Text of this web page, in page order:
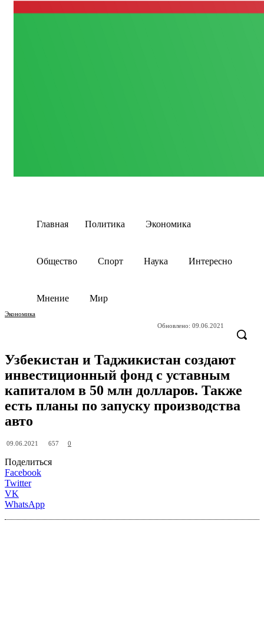
Главная Политика Экономика
Общество Спорт Наука Интересно
Мнение Мир
Экономика
Обновлено: 09.06.2021
Узбекистан и Таджикистан создают
инвестиционный фонд с уставным
капиталом в 50 млн долларов. Также
есть планы по запуску производства
авто
09.06.2021 657 0
Поделиться
Facebook
Twitter
VK
WhatsApp